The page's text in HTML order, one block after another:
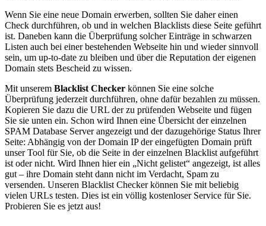
Wenn Sie eine neue Domain erwerben, sollten Sie daher einen
Check durchführen, ob und in welchen Blacklists diese Seite geführt
ist. Daneben kann die Überprüfung solcher Einträge in schwarzen
Listen auch bei einer bestehenden Webseite hin und wieder sinnvoll
sein, um up-to-date zu bleiben und über die Reputation der eigenen
Domain stets Bescheid zu wissen.
Mit unserem Blacklist Checker können Sie eine solche
Überprüfung jederzeit durchführen, ohne dafür bezahlen zu müssen.
Kopieren Sie dazu die URL der zu prüfenden Webseite und fügen
Sie sie unten ein. Schon wird Ihnen eine Übersicht der einzelnen
SPAM Database Server angezeigt und der dazugehörige Status Ihrer
Seite: Abhängig von der Domain IP der eingefügten Domain prüft
unser Tool für Sie, ob die Seite in der einzelnen Blacklist aufgeführt
ist oder nicht. Wird Ihnen hier ein „Nicht gelistet“ angezeigt, ist alles
gut – ihre Domain steht dann nicht im Verdacht, Spam zu
versenden. Unseren Blacklist Checker können Sie mit beliebig
vielen URLs testen. Dies ist ein völlig kostenloser Service für Sie.
Probieren Sie es jetzt aus!